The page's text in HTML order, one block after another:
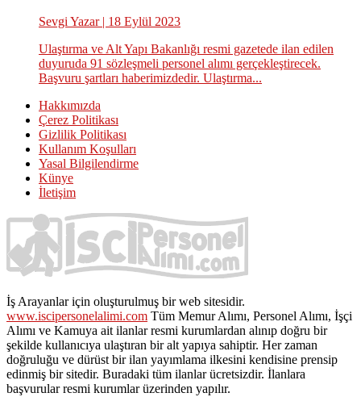
Sevgi Yazar| 18 Eylül 2023
Ulaştırma ve Alt Yapı Bakanlığı resmi gazetede ilan edilen
duyuruda 91 sözleşmeli personel alımı gerçekleştirecek.
Başvuru şartları haberimizdedir. Ulaştırma...
Hakkımızda
Çerez Politikası
Gizlilik Politikası
Kullanım Koşulları
Yasal Bilgilendirme
Künye
İletişim
İş Arayanlar için oluşturulmuş bir web sitesidir.
www.iscipersonelalimi.com Tüm Memur Alımı, Personel Alımı, İşçi
Alımı ve Kamuya ait ilanlar resmi kurumlardan alınıp doğru bir
şekilde kullanıcıya ulaştıran bir alt yapıya sahiptir. Her zaman
doğruluğu ve dürüst bir ilan yayımlama ilkesini kendisine prensip
edinmiş bir sitedir. Buradaki tüm ilanlar ücretsizdir. İlanlara
başvurular resmi kurumlar üzerinden yapılır.